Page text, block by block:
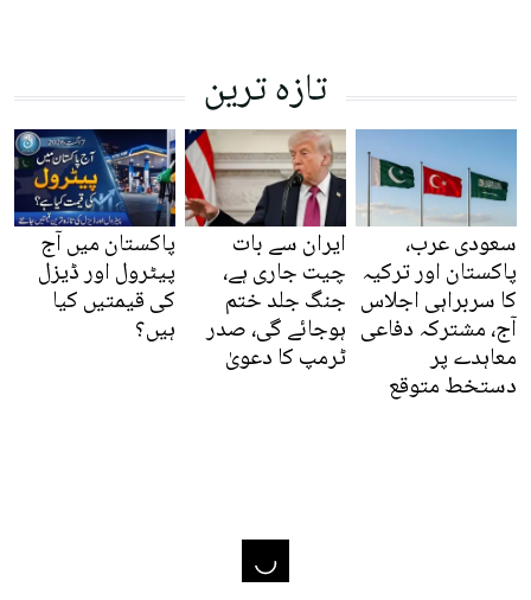
تازہ ترین
سعودی عرب،
پاکستان اور ترکیہ
کا سربراہی اجلاس
آج، مشترکہ دفاعی
معاہدے پر
دستخط متوقع
ایران سے بات
چیت جاری ہے،
جنگ جلد ختم
ہوجائے گی، صدر
ٹرمپ کا دعویٰ
پاکستان میں آج
پیٹرول اور ڈیزل
کی قیمتیں کیا
ہیں؟